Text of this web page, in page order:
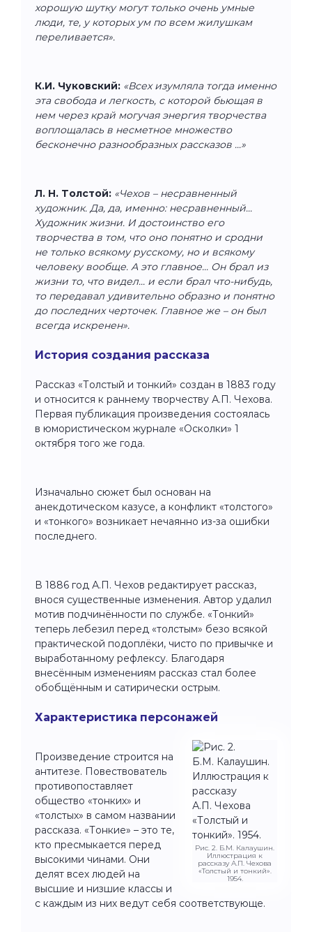
хорошую шутку могут только очень умные
люди, те, у которых ум по всем жилушкам
переливается».
К.И. Чуковский: «Всех изумляла тогда именно
эта свобода и легкость, с которой бьющая в
нем через край могучая энергия творчества
воплощалась в несметное множество
бесконечно разнообразных рассказов ...»
Л. Н. Толстой: «Чехов – несравненный
художник. Да, да, именно: несравненный...
Художник жизни. И достоинство его
творчества в том, что оно понятно и сродни
не только всякому русскому, но и всякому
человеку вообще. А это главное... Он брал из
жизни то, что видел... и если брал что-нибудь,
то передавал удивительно образно и понятно
до последних черточек. Главное же – он был
всегда искренен».
История создания рассказа
Рассказ «Толстый и тонкий» создан в 1883 году
и относится к раннему творчеству А.П. Чехова.
Первая публикация произведения состоялась
в юмористическом журнале «Осколки» 1
октября того же года.
Изначально сюжет был основан на
анекдотическом казусе, а конфликт «толстого»
и «тонкого» возникает нечаянно из-за ошибки
последнего.
В 1886 год А.П. Чехов редактирует рассказ,
внося существенные изменения. Автор удалил
мотив подчинённости по службе. «Тонкий»
теперь лебезил перед «толстым» безо всякой
практической подоплёки, чисто по привычке и
выработанному рефлексу. Благодаря
внесённым изменениям рассказ стал более
обобщённым и сатирически острым.
Характеристика персонажей
Рис. 2. Б.М. Калаушин.
Иллюстрация к
рассказу А.П. Чехова
«Толстый и тонкий».
1954.
Произведение строится на
антитезе. Повествователь
противопоставляет
общество «тонких» и
«толстых» в самом названии
рассказа. «Тонкие» – это те,
кто пресмыкается перед
высокими чинами. Они
делят всех людей на
высшие и низшие классы и
с каждым из них ведут себя соответствующе.